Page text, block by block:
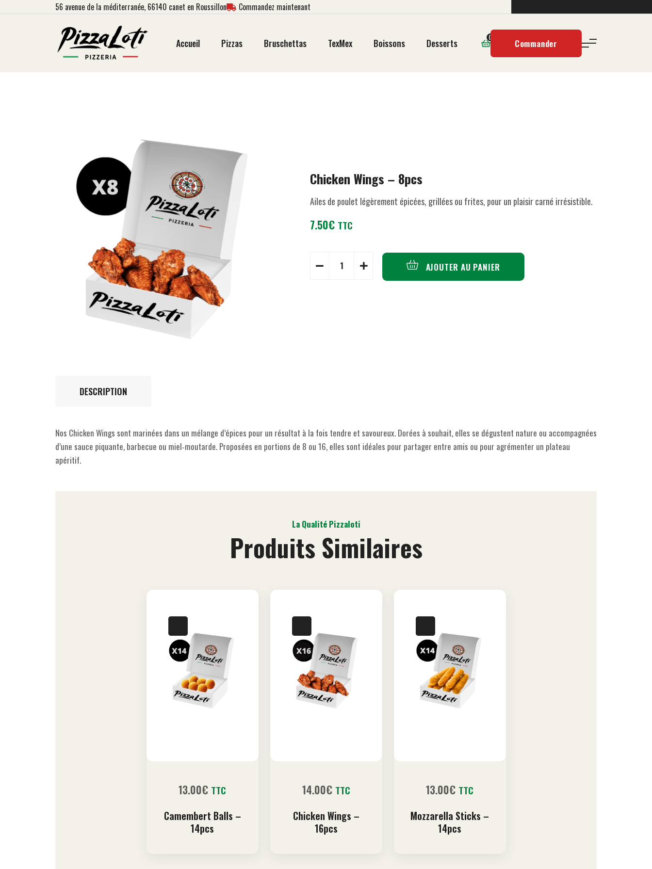
56 avenue de la méditerranée, 66140 canet en Roussillon Commandez maintenant
Accueil Pizzas Bruschettas TexMex Boissons Desserts 0 Commander
Chicken Wings – 8pcs
Ailes de poulet légèrement épicées, grillées ou frites, pour un plaisir carné irrésistible.
7.50€ TTC
AJOUTER AU PANIER
DESCRIPTION
Nos Chicken Wings sont marinées dans un mélange d’épices pour un résultat à la fois tendre et savoureux. Dorées à souhait, elles se dégustent nature ou accompagnées
d’une sauce piquante, barbecue ou miel‐moutarde. Proposées en portions de 8 ou 16, elles sont idéales pour partager entre amis ou pour agrémenter un plateau
apéritif.
La Qualité Pizzaloti
Produits Similaires
13.00€ TTC
Camembert Balls –
14pcs
14.00€ TTC
Chicken Wings –
16pcs
13.00€ TTC
Mozzarella Sticks –
14pcs